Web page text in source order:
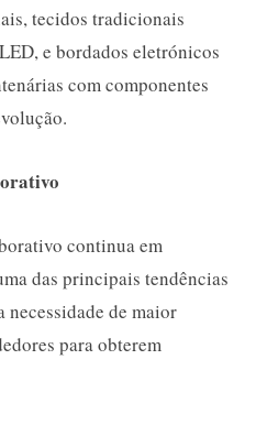
tecidos tradicionais
e bordados eletrónicos
com componentes
continua em
das principais tendências
de maior
para obterem